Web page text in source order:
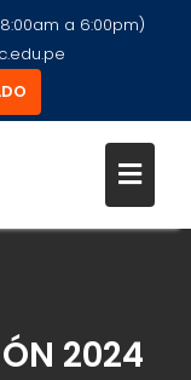
a 6:00pm)
2024